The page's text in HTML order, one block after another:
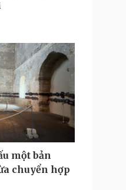
một bản
chuyển hợp